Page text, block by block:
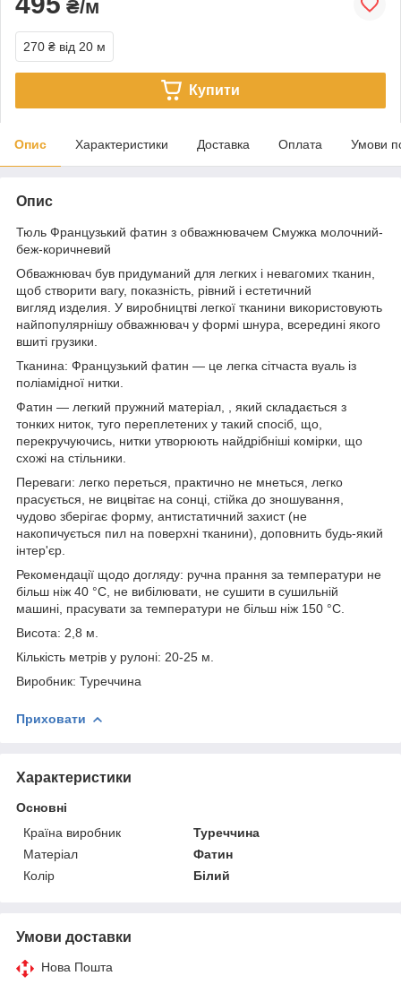
₴/м
270 ₴ від 20 м
Купити
Опис Характеристики Доставка Оплата Умови
Опис
Тюль Французький фатин з обважнювачем Смужка молочний-
беж-коричневий
Обважнювач був придуманий для легких і невагомих тканин,
щоб створити вагу, показність, рівний і естетичний
вигляд изделия. У виробництві легкої тканини використовують
найпопулярнішу обважнювач у формі шнура, всередині якого
вшиті грузики.
Тканина: Французький фатин — це легка сітчаста вуаль із
поліамідної нитки.
Фатин — легкий пружний матеріал, , який складається з
тонких ниток, туго переплетених у такий спосіб, що,
перекручуючись, нитки утворюють найдрібніші комірки, що
схожі на стільники.
Переваги: легко переться, практично не мнеться, легко
прасується, не вицвітає на сонці, стійка до зношування,
чудово зберігає форму, антистатичний захист (не
накопичується пил на поверхні тканини), доповнить будь-який
інтер'єр.
Рекомендації щодо догляду: ручна прання за температури не
більш ніж 40 °C, не вибілювати, не сушити в сушильній
машині, прасувати за температури не більш ніж 150 °C.
Висота: 2,8 м.
Кількість метрів у рулоні: 20-25 м.
Виробник: Туреччина
Приховати
Характеристики
Основні
Країна виробник
Туреччина
Матеріал
Фатин
Колір
Білий
Умови доставки
Нова Пошта